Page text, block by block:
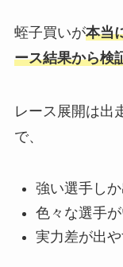
蛭子買いが本当
ース結果から検
レース展開は出
で、
強い選手しか
色々な選手が
実力差が出や